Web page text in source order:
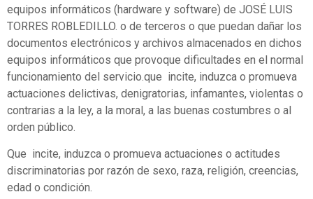
equipos informáticos (hardware y software) de JOSÉ LUIS
TORRES ROBLEDILLO. o de terceros o que puedan dañar los
documentos electrónicos y archivos almacenados en dichos
equipos informáticos que provoque dificultades en el normal
funcionamiento del servicio.que incite, induzca o promueva
actuaciones delictivas, denigratorias, infamantes, violentas o
contrarias a la ley, a la moral, a las buenas costumbres o al
orden público.
Que incite, induzca o promueva actuaciones o actitudes
discriminatorias por razón de sexo, raza, religión, creencias,
edad o condición.